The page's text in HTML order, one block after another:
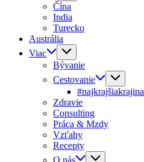
Čína
India
Turecko
Austrália
Viac
Bývanie
Cestovanie
#najkrajšiakrajina
Zdravie
Consulting
Práca & Mzdy
Vzťahy
Recepty
O nás